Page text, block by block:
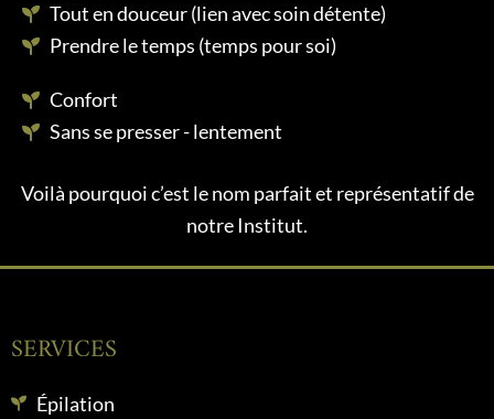
Tout en douceur (lien avec soin détente)
Prendre le temps (temps pour soi)
Confort
Sans se presser - lentement
Voilà pourquoi c’est le nom parfait et représentatif de
notre Institut.
SERVICES
Épilation